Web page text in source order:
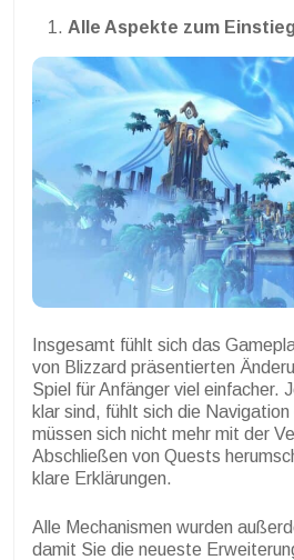
Alle Aspekte zum
Insgesamt fühlt sich das
von Blizzard präsentierten
Spiel für Anfänger viel einfacher.
klar sind, fühlt sich die
müssen sich nicht mehr mit der
Abschließen von Quests
klare Erklärungen.
Alle Mechanismen wurden
damit Sie die neueste